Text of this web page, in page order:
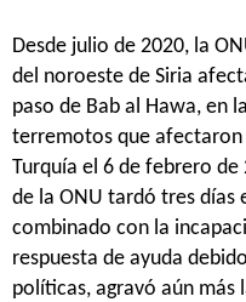
Desde julio de 2020, la
del noroeste de Siria
paso de Bab al Hawa, en
terremotos que afectaron
Turquía el 6 de febrero
de la ONU tardó tres días
combinado con la
respuesta de ayuda
políticas, agravó aún más